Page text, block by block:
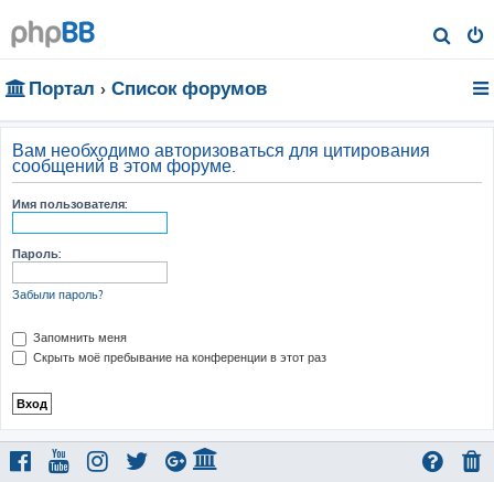
о
Портал Список форумов
Вам необходимо авторизоваться для цитирования
сообщений в этом форуме.
Имя пользователя:
Пароль:
Забыли пароль?
Запомнить меня
Скрыть моё пребывание на конференции в этот раз